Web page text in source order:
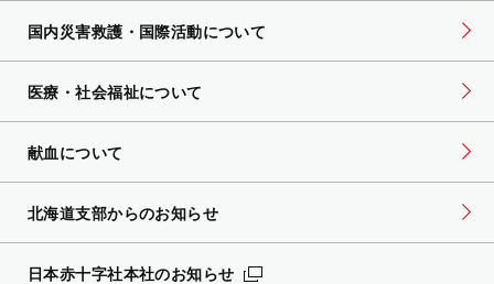
国内災害救護・国際活動について
医療・社会福祉について
献血について
北海道支部からのお知らせ
日本赤十字社本社のお知らせ